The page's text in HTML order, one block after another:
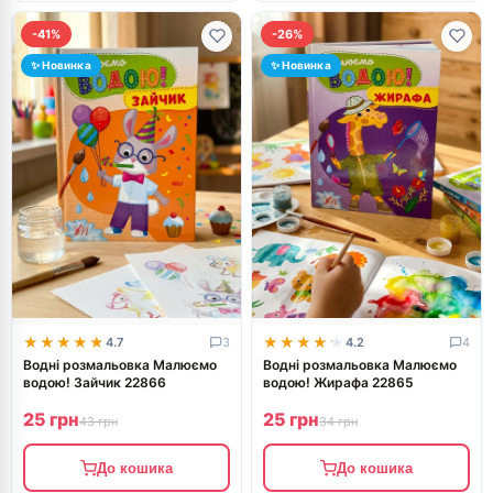
-41%
✨ Новинка
★★★★★
★★★★★ 4.7 3
Водні розмальовка Малюємо
водою! Зайчик 22866
25 грн43 грн
До кошика
-26%
✨ Новинка
★★★★★
★★★★★ 4.2 4
Водні розмальовка Малюємо
водою! Жирафа 22865
25 грн34 грн
До кошика